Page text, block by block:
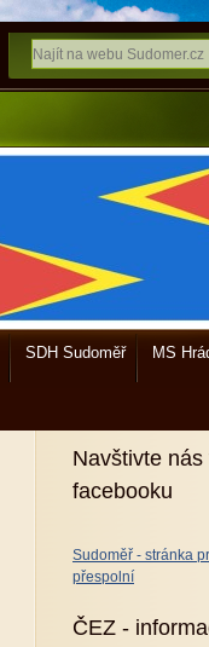
SDH Sudoměř MS
Navštivte nás
facebooku
Sudoměř - stránka
přespolní
ČEZ -